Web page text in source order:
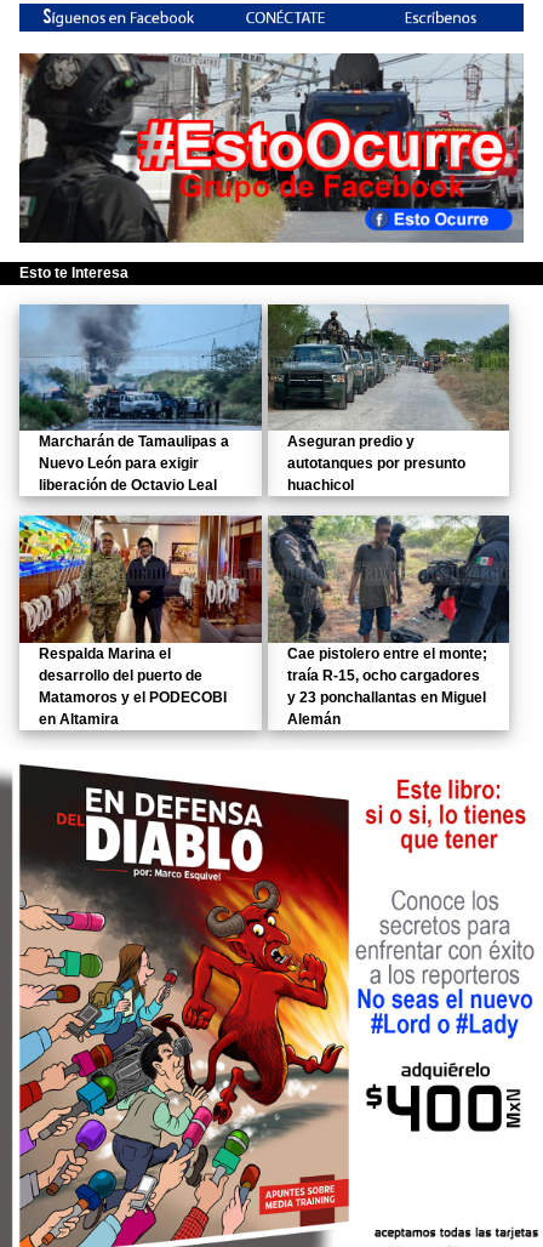
Esto te Interesa
Marcharán de Tamaulipas a
Nuevo León para exigir
liberación de Octavio Leal
Aseguran predio y
autotanques por presunto
huachicol
Respalda Marina el
desarrollo del puerto de
Matamoros y el PODECOBI
en Altamira
Cae pistolero entre el monte;
traía R-15, ocho cargadores
y 23 ponchallantas en Miguel
Alemán